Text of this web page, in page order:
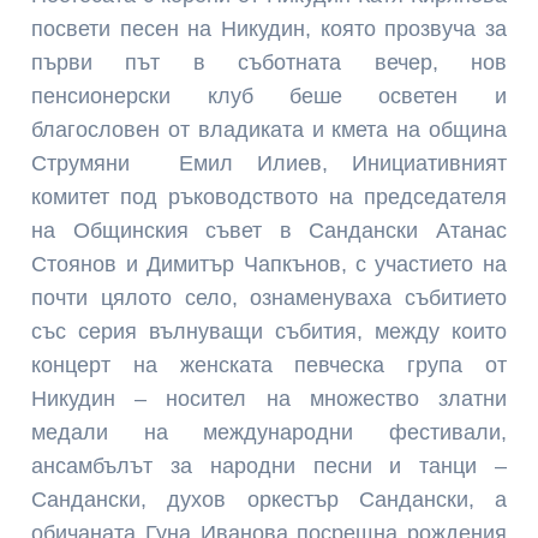
посвети песен на Никудин, която прозвуча за
първи път в съботната вечер, нов
пенсионерски клуб беше осветен и
благословен от владиката и кмета на община
Струмяни Емил Илиев, Инициативният
комитет под ръководството на председателя
на Общинския съвет в Сандански Атанас
Стоянов и Димитър Чапкънов, с участието на
почти цялото село, ознаменуваха събитието
със серия вълнуващи събития, между които
концерт на женската певческа група от
Никудин – носител на множество златни
медали на международни фестивали,
ансамбълът за народни песни и танци –
Сандански, духов оркестър Сандански, а
обичаната Гуна Иванова посрещна рождения